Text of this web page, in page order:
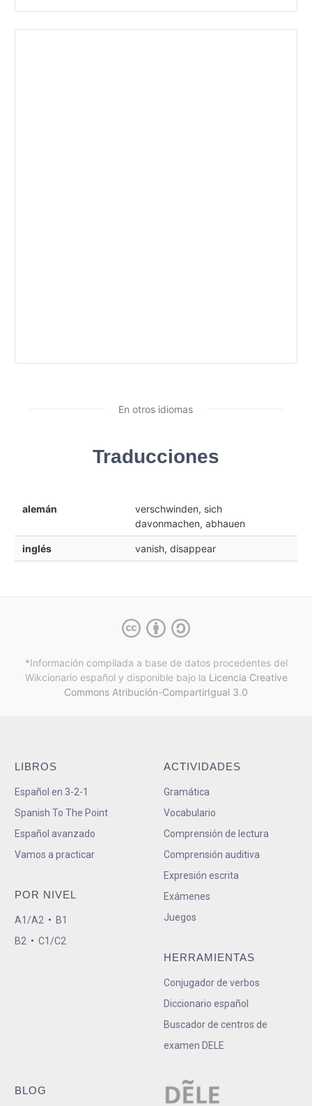
En otros idiomas
Traducciones
alemán
verschwinden, sich
davonmachen, abhauen
inglés vanish, disappear
*Información compilada a base de datos procedentes del
Wikcionario español y disponible bajo la Licencia Creative
Commons Atribución-CompartirIgual 3.0
LIBROS
Español en 3-2-1
Spanish To The Point
Español avanzado
Vamos a practicar
POR NIVEL
A1/A2 • B1
B2 • C1/C2
ACTIVIDADES
Gramática
Vocabulario
Comprensión de lectura
Comprensión auditiva
Expresión escrita
Exámenes
Juegos
HERRAMIENTAS
Conjugador de verbos
Diccionario español
Buscador de centros de
examen DELE
BLOG